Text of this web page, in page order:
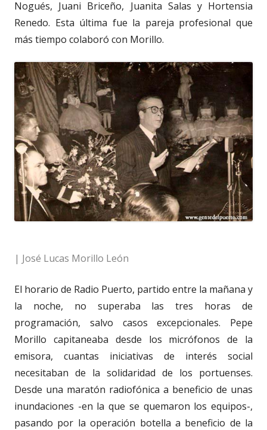
Nogués, Juani Briceño, Juanita Salas y Hortensia
Renedo. Esta última fue la pareja profesional que
más tiempo colaboró con Morillo.
| José Lucas Morillo León
El horario de Radio Puerto, partido entre la mañana y
la noche, no superaba las tres horas de
programación, salvo casos excepcionales. Pepe
Morillo capitaneaba desde los micrófonos de la
emisora, cuantas iniciativas de interés social
necesitaban de la solidaridad de los portuenses.
Desde una maratón radiofónica a beneficio de unas
inundaciones -en la que se quemaron los equipos-,
pasando por la operación botella a beneficio de la